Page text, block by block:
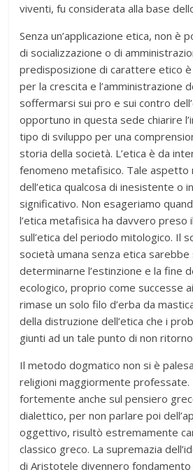
viventi, fu considerata alla base
Senza un’applicazione etica, non è
di socializzazione o di
predisposizione di carattere etico
per la crescita e l’amministrazione
soffermarsi sui pro e sui contro
opportuno in questa sede chiarire
tipo di sviluppo per una
storia della società. L’etica è da
fenomeno metafisico. Tale aspetto
dell’etica qualcosa di inesistente o
significativo. Non esageriamo
l’etica metafisica ha davvero preso
sull’etica del periodo mitologico. Il
società umana senza etica
determinarne l’estinzione e la fine
ecologico, proprio come successe
rimase un solo filo d’erba da
della distruzione dell’etica che i
giunti ad un tale punto di non
Il metodo dogmatico non si è
religioni maggiormente professate.
fortemente anche sul pensiero
dialettico, per non parlare poi
oggettivo, risultò estremamente
classico greco. La supremazia
di Aristotele divennero